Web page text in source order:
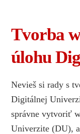
Tvorba
úlohu
Nevieš si rady s
Digitálnej
správne vytvoriť
Univerzite (DU),